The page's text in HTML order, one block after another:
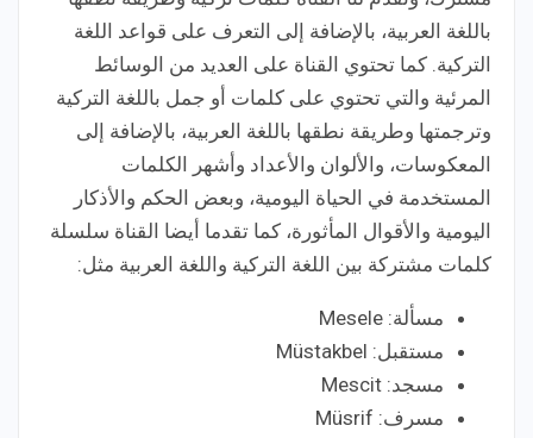
باللغة العربية، بالإضافة إلى التعرف على قواعد اللغة
التركية. كما تحتوي القناة على العديد من الوسائط
المرئية والتي تحتوي على كلمات أو جمل باللغة التركية
وترجمتها وطريقة نطقها باللغة العربية، بالإضافة إلى
المعكوسات، والألوان والأعداد وأشهر الكلمات
المستخدمة في الحياة اليومية، وبعض الحكم والأذكار
اليومية والأقوال المأثورة، كما تقدما أيضا القناة سلسلة
كلمات مشتركة بين اللغة التركية واللغة العربية مثل:
مسألة: Mesele
مستقبل: Müstakbel
مسجد: Mescit
مسرف: Müsrif